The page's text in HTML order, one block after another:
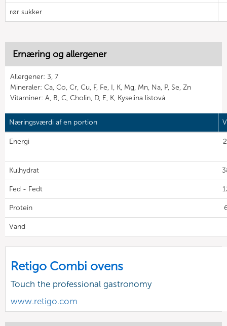
rør sukker
Ernæring og allergener
Allergener: 3, 7
Mineraler: Ca, Co, Cr, Cu, F, Fe, I, K, Mg, Mn, Na, P, Se, Zn
Vitaminer: A, B, C, Cholin, D, E, K, Kyselina listová
Næringsværdi af en portion
Energi
Kulhydrat
Fed - Fedt
Protein
Vand
Retigo Combi ovens
Touch the professional gastronomy
www.retigo.com